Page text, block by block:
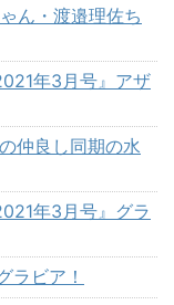
ん・渡邉理佐ち
年3月号』アザ
仲良し同期の水
年3月号』グラ
ラビア！